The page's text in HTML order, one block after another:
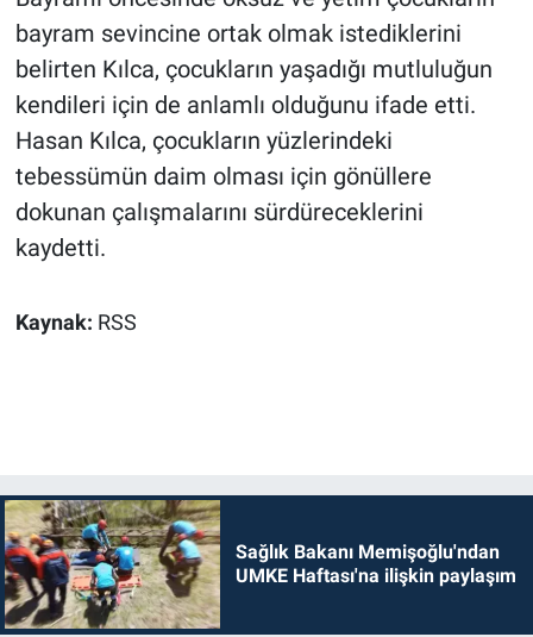
bayram sevincine ortak olmak istediklerini
belirten Kılca, çocukların yaşadığı mutluluğun
kendileri için de anlamlı olduğunu ifade etti.
Hasan Kılca, çocukların yüzlerindeki
tebessümün daim olması için gönüllere
dokunan çalışmalarını sürdüreceklerini
kaydetti.
Kaynak: RSS
Sağlık Bakanı Memişoğlu'ndan
UMKE Haftası'na ilişkin paylaşım